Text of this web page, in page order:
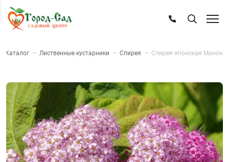
Каталог — Лиственные кустарники — Спирея — Спирея японская Манон